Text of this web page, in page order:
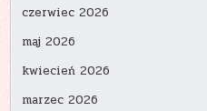
czerwiec 2026
maj 2026
kwiecień 2026
marzec 2026